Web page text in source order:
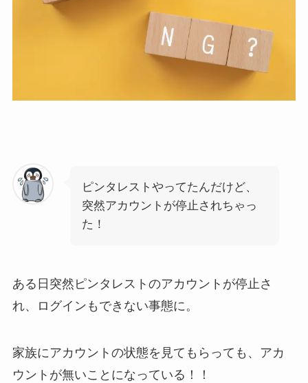
ピンタレストやってたんだけど、
突然アカウントが停止されちゃっ
た！
ある日突然ピンタレストのアカウントが停止さ
れ、ログインもできない事態に。
家族にアカウントの状態を見てもらっても、アカ
ウントが無いことになっている！！